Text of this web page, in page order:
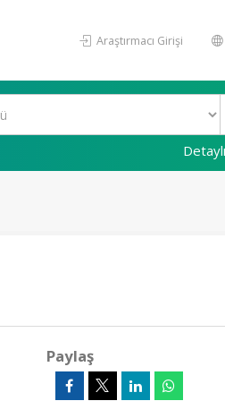
Araştırmacı Girişi
Paylaş